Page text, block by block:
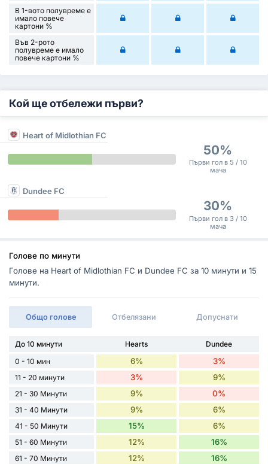
В 1-вото полувреме е
имало повече
картони %
Във 2-рото
полувреме е имало
повече картони %
Кой ще отбележи първи?
Heart of Midlothian FC
50%
Първи гол в 5 / 10
мача
Dundee FC
30%
Първи гол в 3 / 10
мача
Голове по минути
Голове на Heart of Midlothian FC и Dundee FC за 10 минути и 15
минути.
Общо голове Отбелязани Допуснати
До 10 минути Hearts
Dundee
0 - 10 мин
6% 3%
11 - 20 минути 3% 9%
21 - 30 Минути 9% 0%
31 - 40 Минути 9% 6%
41 - 50 Минути 15% 6%
51 - 60 Минути 12% 16%
61 - 70 Минути 12% 16%